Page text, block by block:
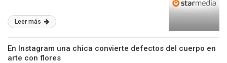
Leer más
En Instagram una chica convierte defectos del cuerpo en
arte con flores